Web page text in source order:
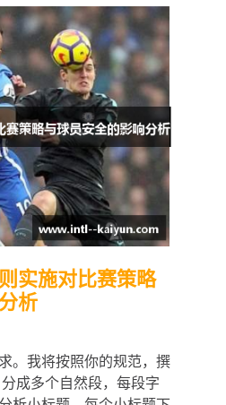
实施对比赛策略
析
。我将按照你的规范，撰
成多个自然段，每段字